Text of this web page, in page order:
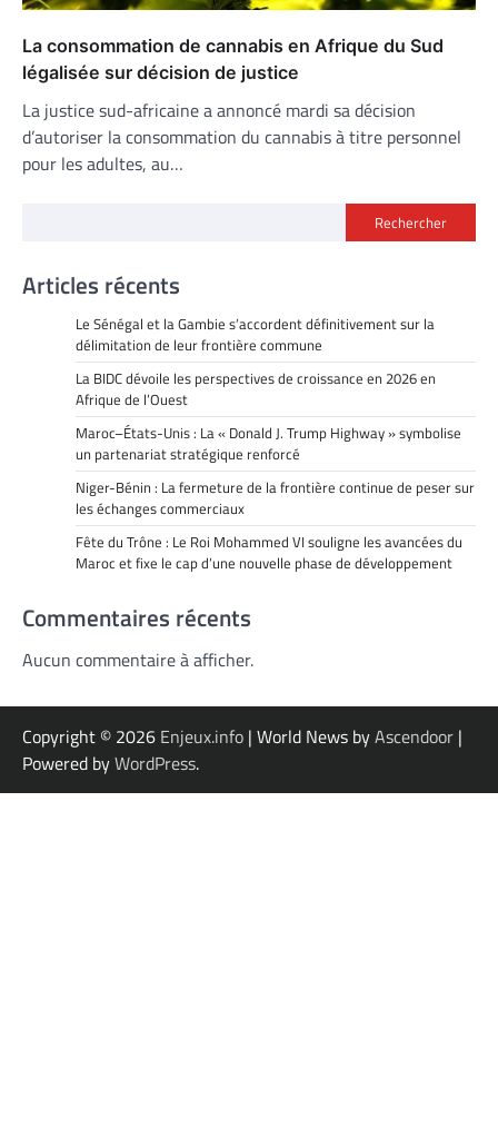
La consommation de cannabis en Afrique du Sud
légalisée sur décision de justice
La justice sud-africaine a annoncé mardi sa décision
d’autoriser la consommation du cannabis à titre personnel
pour les adultes, au…
Rechercher
Articles récents
Le Sénégal et la Gambie s’accordent définitivement sur la
délimitation de leur frontière commune
La BIDC dévoile les perspectives de croissance en 2026 en
Afrique de l’Ouest
Maroc–États-Unis : La « Donald J. Trump Highway » symbolise
un partenariat stratégique renforcé
Niger-Bénin : La fermeture de la frontière continue de peser sur
les échanges commerciaux
Fête du Trône : Le Roi Mohammed VI souligne les avancées du
Maroc et fixe le cap d’une nouvelle phase de développement
Commentaires récents
Aucun commentaire à afficher.
Copyright © 2026 Enjeux.info | World News byAscendoor |
Powered byWordPress.